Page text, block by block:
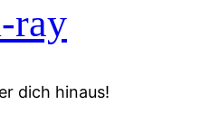
ray
dich hinaus!